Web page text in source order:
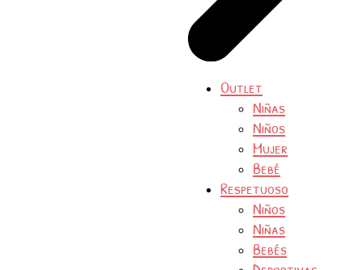
Outlet
Niñas
Niños
Mujer
Bebé
Respetuoso
Niños
Niñas
Bebés